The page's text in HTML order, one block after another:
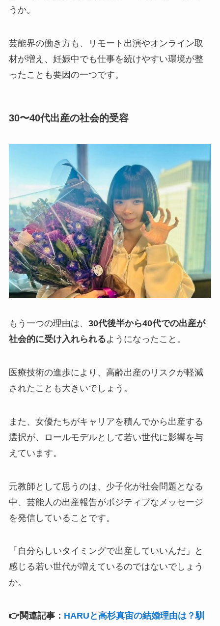
うか。
芸能界の働き方も、リモート出演やオンライン取
材が増え、妊娠中でも仕事を続けやすい環境が整
ったことも要因の一つです。
30〜40代出産の社会的受容
もう一つの理由は、 30代後半から40代での出産が
社会的に受け入れられるようになったこと。
医療技術の進歩により、高齢出産のリスクが軽減
されたことも大きいでしょう。
また、女優たちがキャリアを積んでから出産する
選択が、ロールモデルとして若い世代に影響を与
えています。
元教師として思うのは、少子化が社会問題となる
中、芸能人の出産報告がポジティブなメッセージ
を発信していることです。
「自分らしいタイミングで出産していいんだ」と
感じる若い世代が増えているのではないでしょう
か。
👉関連記事： HARUと高杉真宙の結婚理由は？馴